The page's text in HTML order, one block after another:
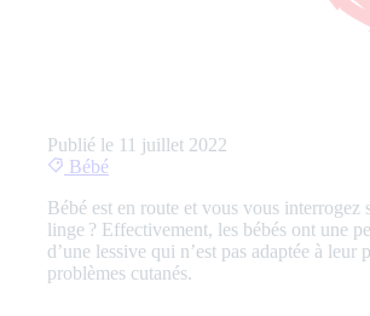
Publié le 11 juillet 2022
Bébé
Bébé est en route et vous vous
linge ? Effectivement, les bébés ont une
d’une lessive qui n’est pas adaptée à
problèmes cutanés.